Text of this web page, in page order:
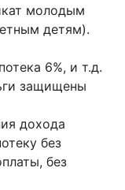
молодым
детям).
6%, и т.д.
защищены
дохода
без
без